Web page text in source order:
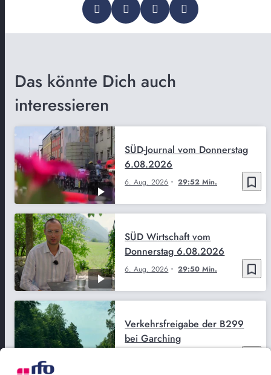
Das könnte Dich auch
interessieren
bookmark_border
6. Aug. 2026 29:52 Min.
SÜD-Journal vom Donnerstag
6.08.2026
bookmark_border
6. Aug. 2026 29:50 Min.
SÜD Wirtschaft vom
Donnerstag 6.08.2026
Verkehrsfreigabe der B299
bei Garching